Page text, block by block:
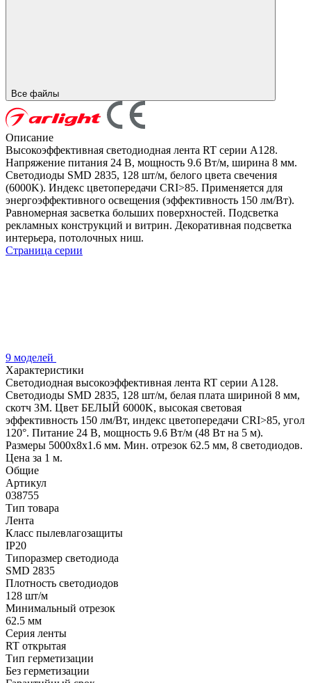
Все файлы
Описание
Высокоэффективная светодиодная лента RT серии A128.
Напряжение питания 24 В, мощность 9.6 Вт/м, ширина 8 мм.
Светодиоды SMD 2835, 128 шт/м, белого цвета свечения
(6000K). Индекс цветопередачи CRI>85. Применяется для
энергоэффективного освещения (эффективность 150 лм/Вт).
Равномерная засветка больших поверхностей. Подсветка
рекламных конструкций и витрин. Декоративная подсветка
интерьера, потолочных ниш.
Страница серии
9 моделей
Характеристики
Светодиодная высокоэффективная лента RT серии A128.
Светодиоды SMD 2835, 128 шт/м, белая плата шириной 8 мм,
скотч 3M. Цвет БЕЛЫЙ 6000K, высокая световая
эффективность 150 лм/Вт, индекс цветопередачи CRI>85, угол
120°. Питание 24 В, мощность 9.6 Вт/м (48 Вт на 5 м).
Размеры 5000x8x1.6 мм. Мин. отрезок 62.5 мм, 8 светодиодов.
Цена за 1 м.
Общие
Артикул
038755
Тип товара
Лента
Класс пылевлагозащиты
IP20
Типоразмер светодиода
SMD 2835
Плотность светодиодов
128 шт/м
Минимальный отрезок
62.5 мм
Серия ленты
RT открытая
Тип герметизации
Без герметизации